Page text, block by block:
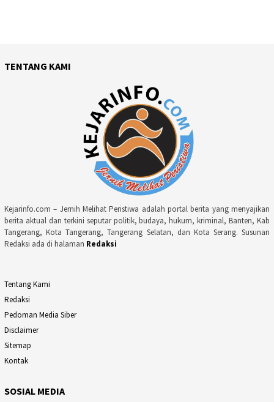
TENTANG KAMI
Kejarinfo.com – Jernih Melihat Peristiwa adalah portal berita yang menyajikan
berita aktual dan terkini seputar politik, budaya, hukum, kriminal, Banten, Kab
Tangerang, Kota Tangerang, Tangerang Selatan, dan Kota Serang. Susunan
Redaksi ada di halaman Redaksi
Tentang Kami
Redaksi
Pedoman Media Siber
Disclaimer
Sitemap
Kontak
SOSIAL MEDIA